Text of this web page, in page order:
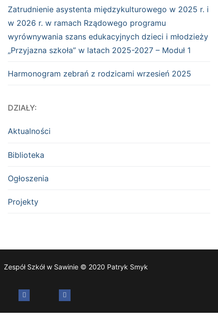
Zatrudnienie asystenta międzykulturowego w 2025 r. i
w 2026 r. w ramach Rządowego programu
wyrównywania szans edukacyjnych dzieci i młodzieży
„Przyjazna szkoła” w latach 2025-2027 – Moduł 1
Harmonogram zebrań z rodzicami wrzesień 2025
DZIAŁY:
Aktualności
Biblioteka
Ogłoszenia
Projekty
Zespół Szkół w Sawinie © 2020 Patryk Smyk